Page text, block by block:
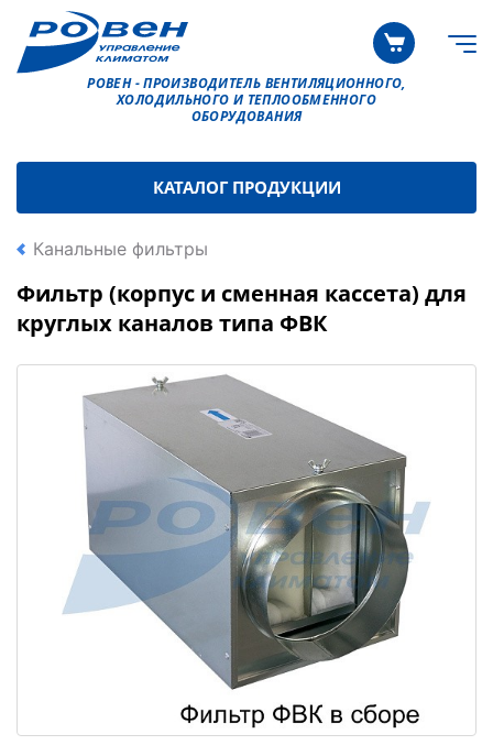
РОВЕН - ПРОИЗВОДИТЕЛЬ ВЕНТИЛЯЦИОННОГО,
ХОЛОДИЛЬНОГО И ТЕПЛООБМЕННОГО
ОБОРУДОВАНИЯ
КАТАЛОГ ПРОДУКЦИИ
Канальные фильтры
Фильтр (корпус и сменная кассета) для
круглых каналов типа ФВК